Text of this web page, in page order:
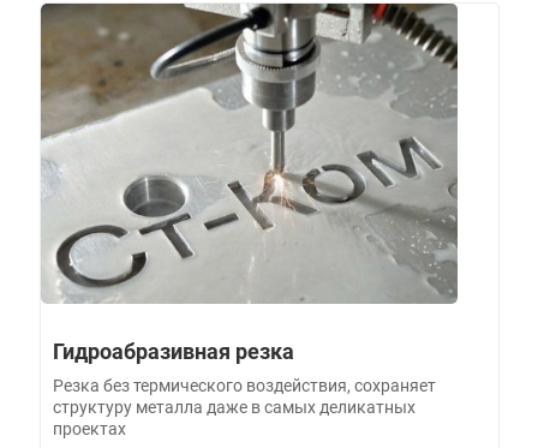
Гидроабразивная резка
Резка без термического воздействия, сохраняет
структуру металла даже в самых деликатных
проектах